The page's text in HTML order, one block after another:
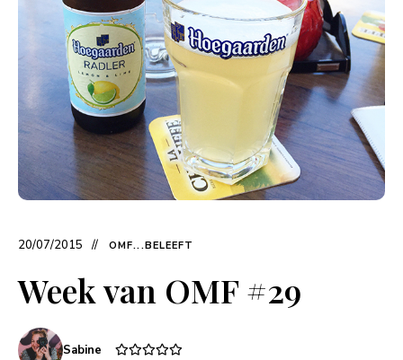
20/07/2015 OMF...BELEEFT
Week van OMF #29
Sabine